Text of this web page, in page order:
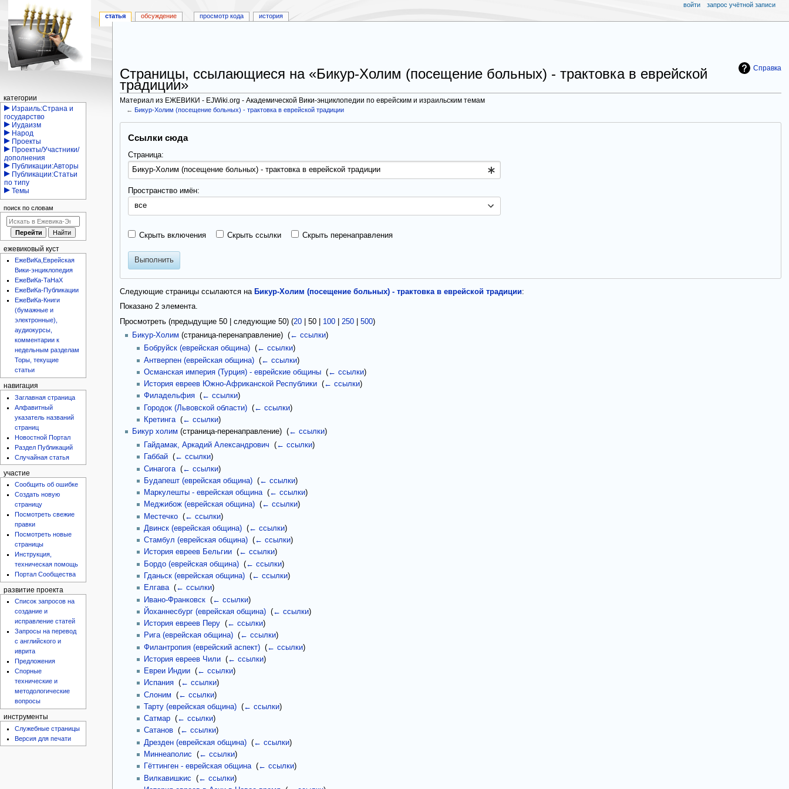
Справка
Страницы, ссылающиеся на «Бикур-Холим (посещение больных) - трактовка в еврейской
традиции»
Материал из ЕЖЕВИКИ - EJWiki.org - Академической Вики-энциклопедии по еврейским и израильским темам
← Бикур-Холим (посещение больных) - трактовка в еврейской традиции
Ссылки сюда
Страница:
Пространство имён:
все
Скрыть включения Скрыть ссылки Скрыть перенаправления
Выполнить
Следующие страницы ссылаются на Бикур-Холим (посещение больных) - трактовка в еврейской традиции:
Показано 2 элемента.
Просмотреть (предыдущие 50 |следующие 50) (20 |50 100 |250 |500)
Бикур-Холим (страница-перенаправление) ‎ (← ссылки)
Бобруйск (еврейская община)‎ (← ссылки)
Антверпен (еврейская община)‎ (← ссылки)
Османская империя (Турция) - еврейские общины‎ (← ссылки)
История евреев Южно-Африканской Республики‎ (← ссылки)
Филадельфия‎ (← ссылки)
Городок (Львовской области)‎ (← ссылки)
Кретинга‎ (← ссылки)
Бикур холим (страница-перенаправление) ‎ (← ссылки)
Гайдамак, Аркадий Александрович
(← ссылки)
Габбай‎ (← ссылки)
Синагога‎ (← ссылки)
Будапешт (еврейская община)‎ (← ссылки)
Маркулешты - еврейская община‎ (← ссылки)
Меджибож (еврейская община)‎ (← ссылки)
Местечко‎ (← ссылки)
Двинск (еврейская община)‎ (← ссылки)
Стамбул (еврейская община)‎ (← ссылки)
История евреев Бельгии‎ (← ссылки)
Бордо (еврейская община)‎ (← ссылки)
Гданьск (еврейская община)‎ (← ссылки)
Елгава‎ (← ссылки)
Ивано-Франковск‎ (← ссылки)
Йоханнесбург (еврейская община)‎ (← ссылки)
История евреев Перу‎ (← ссылки)
Рига (еврейская община)‎ (← ссылки)
Филантропия (еврейский аспект)‎ (← ссылки)
История евреев Чили‎ (← ссылки)
Евреи Индии‎ (← ссылки)
Испания‎ (← ссылки)
Слоним
(← ссылки)
Тарту (еврейская община)‎ (← ссылки)
Сатмар‎ (← ссылки)
Сатанов‎ (← ссылки)
Дрезден (еврейская община)‎ (← ссылки)
Миннеаполис
(← ссылки)
Гёттинген - еврейская община‎ (← ссылки)
Вилкавишкис
(← ссылки)
Навигация
статья обсуждение просмотр кода история
войти запрос учётной записи
категории
Израиль:Страна и
государство
Иудаизм
Народ
Проекты
Проекты/Участники/
дополнения
Публикации:Авторы
Публикации:Статьи
по типу
Темы
поиск по словам
ежевиковый куст
ЕжеВиКа,Еврейская
Вики-энциклопедия
ЕжеВиКа-ТаНаХ
ЕжеВиКа-Публикации
ЕжеВиКа-Книги
(бумажные и
электронные),
аудиокурсы,
комментарии к
недельным разделам
Торы, текущие
статьи
навигация
Заглавная страница
Алфавитный
указатель названий
страниц
Новостной Портал
Раздел Публикаций
Случайная статья
участие
Сообщить об ошибке
Создать новую
страницу
Посмотреть свежие
правки
Посмотреть новые
страницы
Инструкция,
техническая помощь
Портал Сообщества
развитие проекта
Список запросов на
создание и
исправление статей
Запросы на перевод
с английского и
иврита
Предложения
Спорные
технические и
методологические
вопросы
инструменты
Служебные страницы
Версия для печати